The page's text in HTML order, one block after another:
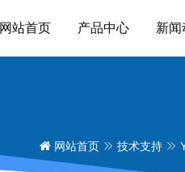
网站首页 产品中心 新闻
网站首页 技术支持